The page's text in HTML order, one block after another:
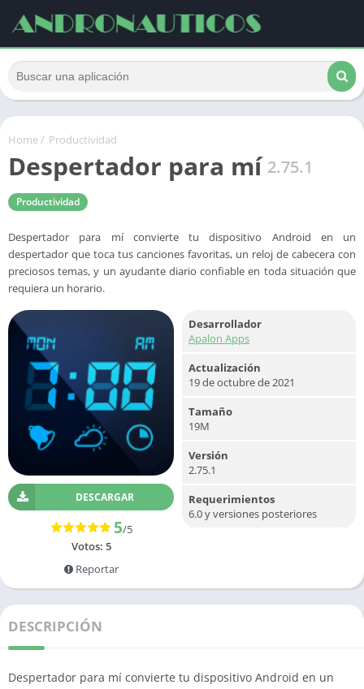
Home/ Productividad
Despertador para mí 2.75.1
Productividad
Despertador para mí convierte tu dispositivo Android en un
despertador que toca tus canciones favoritas, un reloj de cabecera con
preciosos temas, y un ayudante diario confiable en toda situación que
requiera un horario.
DESCARGAR
5/5
Votos: 5
Reportar
Desarrollador
Apalon Apps
Actualización
19 de octubre de 2021
Tamaño
19M
Versión
2.75.1
Requerimientos
6.0 y versiones posteriores
DESCRIPCIÓN
Despertador para mí convierte tu dispositivo Android en un